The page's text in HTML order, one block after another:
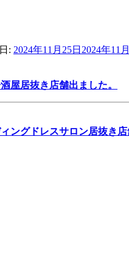
: 2024年11月25日 2024年11
屋居抜き店舗出ました。
ングドレスサロン居抜き店